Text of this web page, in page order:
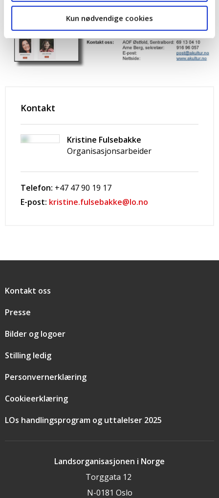
Kun nødvendige cookies
Kontakt
Kristine Fulsebakke
Organisasjonsarbeider
Telefon: +47 47 90 19 17
E-post: kristine.fulsebakke@lo.no
Landsorganisasjonen i Norge
Torggata 12
N-0181 Oslo
Snarveier
Kontakt oss
Presse
Bilder og logoer
Stilling ledig
Personvernerklæring
Cookieerklæring
LOs handlingsprogram og uttalelser 2025